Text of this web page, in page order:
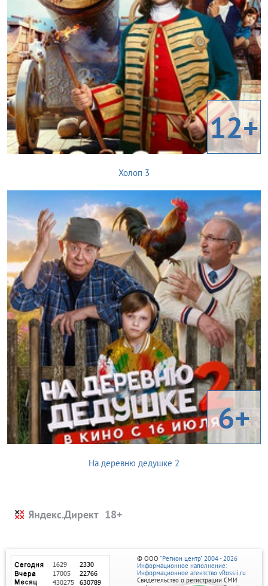
12+
Холоп 3
6+
На деревню дедушке 2
Яндекс.Директ
© ООО "Регион центр" 2004 - 2026
Информационное наполнение:
Информационное агентство vRossii.ru
Свидетельство о регистрации СМИ